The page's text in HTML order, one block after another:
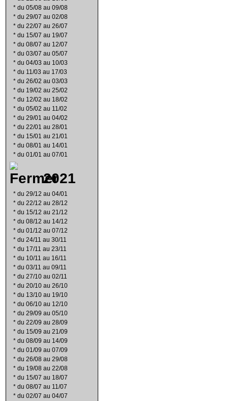
* du 05/08 au 09/08
* du 29/07 au 02/08
* du 22/07 au 26/07
* du 15/07 au 19/07
* du 08/07 au 12/07
* du 03/07 au 05/07
* du 04/03 au 10/03
* du 11/03 au 17/03
* du 26/02 au 03/03
* du 19/02 au 25/02
* du 12/02 au 18/02
* du 05/02 au 11/02
* du 29/01 au 04/02
* du 22/01 au 28/01
* du 15/01 au 21/01
* du 08/01 au 14/01
* du 01/01 au 07/01
2021
* du 29/12 au 04/01
* du 22/12 au 28/12
* du 15/12 au 21/12
* du 08/12 au 14/12
* du 01/12 au 07/12
* du 24/11 au 30/11
* du 17/11 au 23/11
* du 10/11 au 16/11
* du 03/11 au 09/11
* du 27/10 au 02/11
* du 20/10 au 26/10
* du 13/10 au 19/10
* du 06/10 au 12/10
* du 29/09 au 05/10
* du 22/09 au 28/09
* du 15/09 au 21/09
* du 08/09 au 14/09
* du 01/09 au 07/09
* du 26/08 au 29/08
* du 19/08 au 22/08
* du 15/07 au 18/07
* du 08/07 au 11/07
* du 02/07 au 04/07